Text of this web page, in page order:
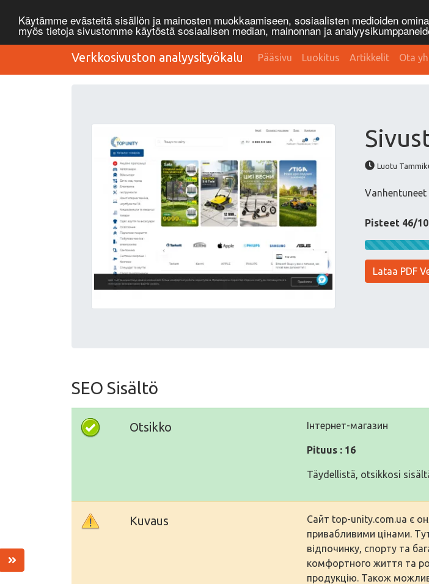
Käytämme evästeitä sisällön ja mainosten muokkaamiseen, sosiaalisten medioiden
myös tietoja sivustomme käytöstä sosiaalisen median, mainonnan ja
Verkkosivuston analyysityökalu Pääsivu Luokitus Artikkelit Ota
Luotu
Pisteet 46/
Lataa PDF
SEO Sisältö
Otsikko Інтернет-магазин
Pituus : 16
Täydellistä, otsikkosi
Kuvaus
Сайт top-unity.com.ua є
привабливими цінами.
відпочинку, спорту та
комфортного життя та
продукцію. Також